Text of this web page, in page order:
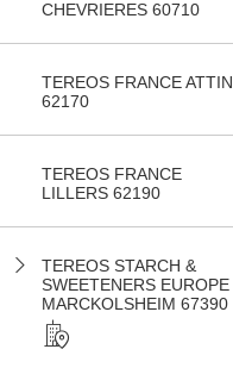
CHEVRIERES 60710
TEREOS FRANCE ATTIN
62170
TEREOS FRANCE
LILLERS 62190
TEREOS STARCH &
SWEETENERS EUROPE
MARCKOLSHEIM 67390